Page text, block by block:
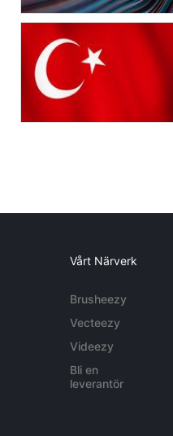
Vårt Närverk
Brusheezy
Vecteezy
Videezy
Bli en
leverantör